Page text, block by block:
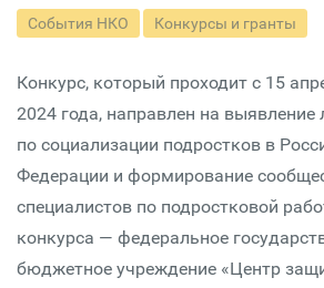
События НКО Конкурсы и гранты
Конкурс, который проходит с 15
2024 года, направлен на выявление
по социализации подростков в
Федерации и формирование
специалистов по подростковой
конкурса — федеральное
бюджетное учреждение «Центр